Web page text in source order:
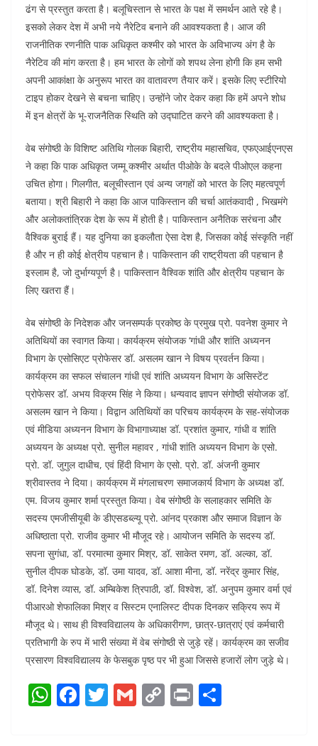
ढंग से प्रस्तुत करता है। बलूचिस्तान से भारत के पक्ष में समर्थन आते रहे है।
इसको लेकर देश में अभी नये नैरेटिव बनाने की आवश्यकता है। आज की
राजनीतिक रणनीति पाक अधिकृत कश्मीर को भारत के अविभाज्य अंग है के
नैरेटिव की मांग करता है। हम भारत के लोगों को शपथ लेना होगी कि हम सभी
अपनी आकांक्षा के अनुरूप भारत का वातावरण तैयार करें। इसके लिए स्टीरियो
टाइप होकर देखने से बचना चाहिए। उन्होंने जोर देकर कहा कि हमें अपने शोध
में इन क्षेत्रों के भू-राजनैतिक स्थिति को उद्घाटित करने की आवश्यकता है।
वेब संगोष्ठी के विशिष्ट अतिथि गोलक बिहारी, राष्ट्रीय महासचिव, एफएआईएनएस
ने कहा कि पाक अधिकृत जम्मू कश्मीर अर्थात पीओके के बदले पीओएल कहना
उचित होगा। गिलगीत, बलूचीस्तान एवं अन्य जगहों को भारत के लिए महत्वपूर्ण
बताया। श्री बिहारी ने कहा कि आज पाकिस्तान की चर्चा आतंकवादी , भिखमंगे
और अलोकतांत्रिक देश के रूप में होती है। पाकिस्तान अनैतिक सरंचना और
वैश्विक बुराई हैं। यह दुनिया का इकलौता ऐसा देश है, जिसका कोई संस्कृति नहीं
है और न ही कोई क्षेत्रीय पहचान है। पाकिस्तान की राष्ट्रीयता की पहचान है
इस्लाम है, जो दुर्भाग्यपूर्ण है। पाकिस्तान वैश्विक शांति और क्षेत्रीय पहचान के
लिए खतरा हैं।
वेब संगोष्ठी के निदेशक और जनसम्पर्क प्रकोष्ठ के प्रमुख प्रो. पवनेश कुमार ने
अतिथियों का स्वागत किया। कार्यक्रम संयोजक ‘गांधी और शांति अध्यनन
विभाग के एसोसिएट प्रोफेसर डॉ. असलम खान ने विषय प्रवर्तन किया।
कार्यक्रम का सफल संचालन गांधी एवं शांति अध्ययन विभाग के असिस्टेंट
प्रोफेसर डॉ. अभय विक्रम सिंह ने किया। धन्यवाद ज्ञापन संगोष्ठी संयोजक डॉ.
असलम खान ने किया। विद्वान अतिथियों का परिचय कार्यक्रम के सह-संयोजक
एवं मीडिया अध्यनन विभाग के विभागाध्याक्ष डॉ. प्रशांत कुमार, गांधी व शांति
अध्ययन के अध्यक्ष प्रो. सुनील महावर , गांधी शांति अध्ययन विभाग के एसो.
प्रो. डॉ. जुगुल दाधीच, एवं हिंदी विभाग के एसो. प्रो. डॉ. अंजनी कुमार
श्रीवास्तव ने दिया। कार्यक्रम में मंगलाचरण समाजकार्य विभाग के अध्यक्ष डॉ.
एम. विजय कुमार शर्मा प्रस्तुत किया। वेब संगोष्ठी के सलाहकार समिति के
सदस्य एमजीसीयूबी के डीएसडब्ल्यू प्रो. आंनद प्रकाश और समाज विज्ञान के
अधिष्ठाता प्रो. राजीव कुमार भी मौजूद रहे। आयोजन समिति के सदस्य डॉ.
सपना सुगंधा, डॉ. परमात्मा कुमार मिश्र, डॉ. साकेत रमण, डॉ. अल्का, डॉ.
सुनील दीपक घोडके, डॉ. उमा यादव, डॉ. आशा मीना, डॉ. नरेंद्र कुमार सिंह,
डॉ. दिनेश व्यास, डॉ. अम्बिकेश त्रिपाठी, डॉ. विश्वेश, डॉ. अनुपम कुमार वर्मा एवं
पीआरओ शेफालिका मिश्र व सिस्टम एनालिस्ट दीपक दिनकर सक्रिय रूप में
मौजूद थे। साथ ही विश्वविद्यालय के अधिकारीगण, छात्र-छात्राएं एवं कर्मचारी
प्रतिभागी के रुप में भारी संख्या में वेब संगोष्ठी से जुड़े रहें। कार्यक्रम का सजीव
प्रसारण विश्वविद्यालय के फेसबुक पृष्ठ पर भी हुआ जिससे हजारों लोग जुड़े थे।
W F T G C Pr